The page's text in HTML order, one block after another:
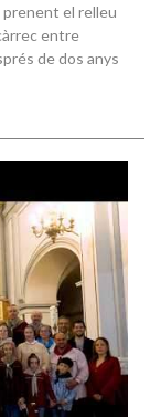
prenent el relleu
entre
de dos anys